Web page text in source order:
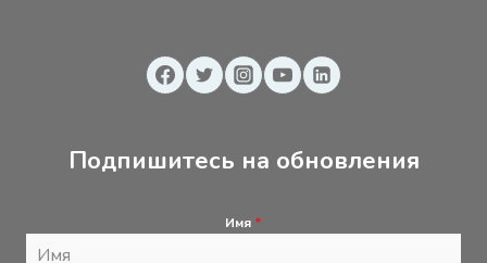
Подпишитесь на обновления
Имя *